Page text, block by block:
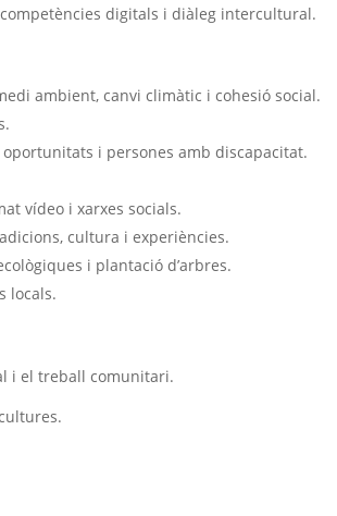
digitals i diàleg intercultural.
ambient, canvi climàtic i cohesió social.
i persones amb discapacitat.
vídeo i xarxes socials.
cultura i experiències.
i plantació d’arbres.
locals.
i el treball comunitari.